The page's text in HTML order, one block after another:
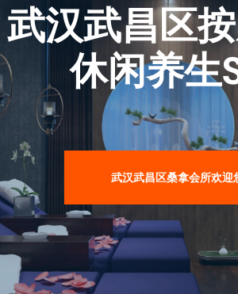
武汉武昌区
休闲养生
武汉武昌区桑拿会所欢迎